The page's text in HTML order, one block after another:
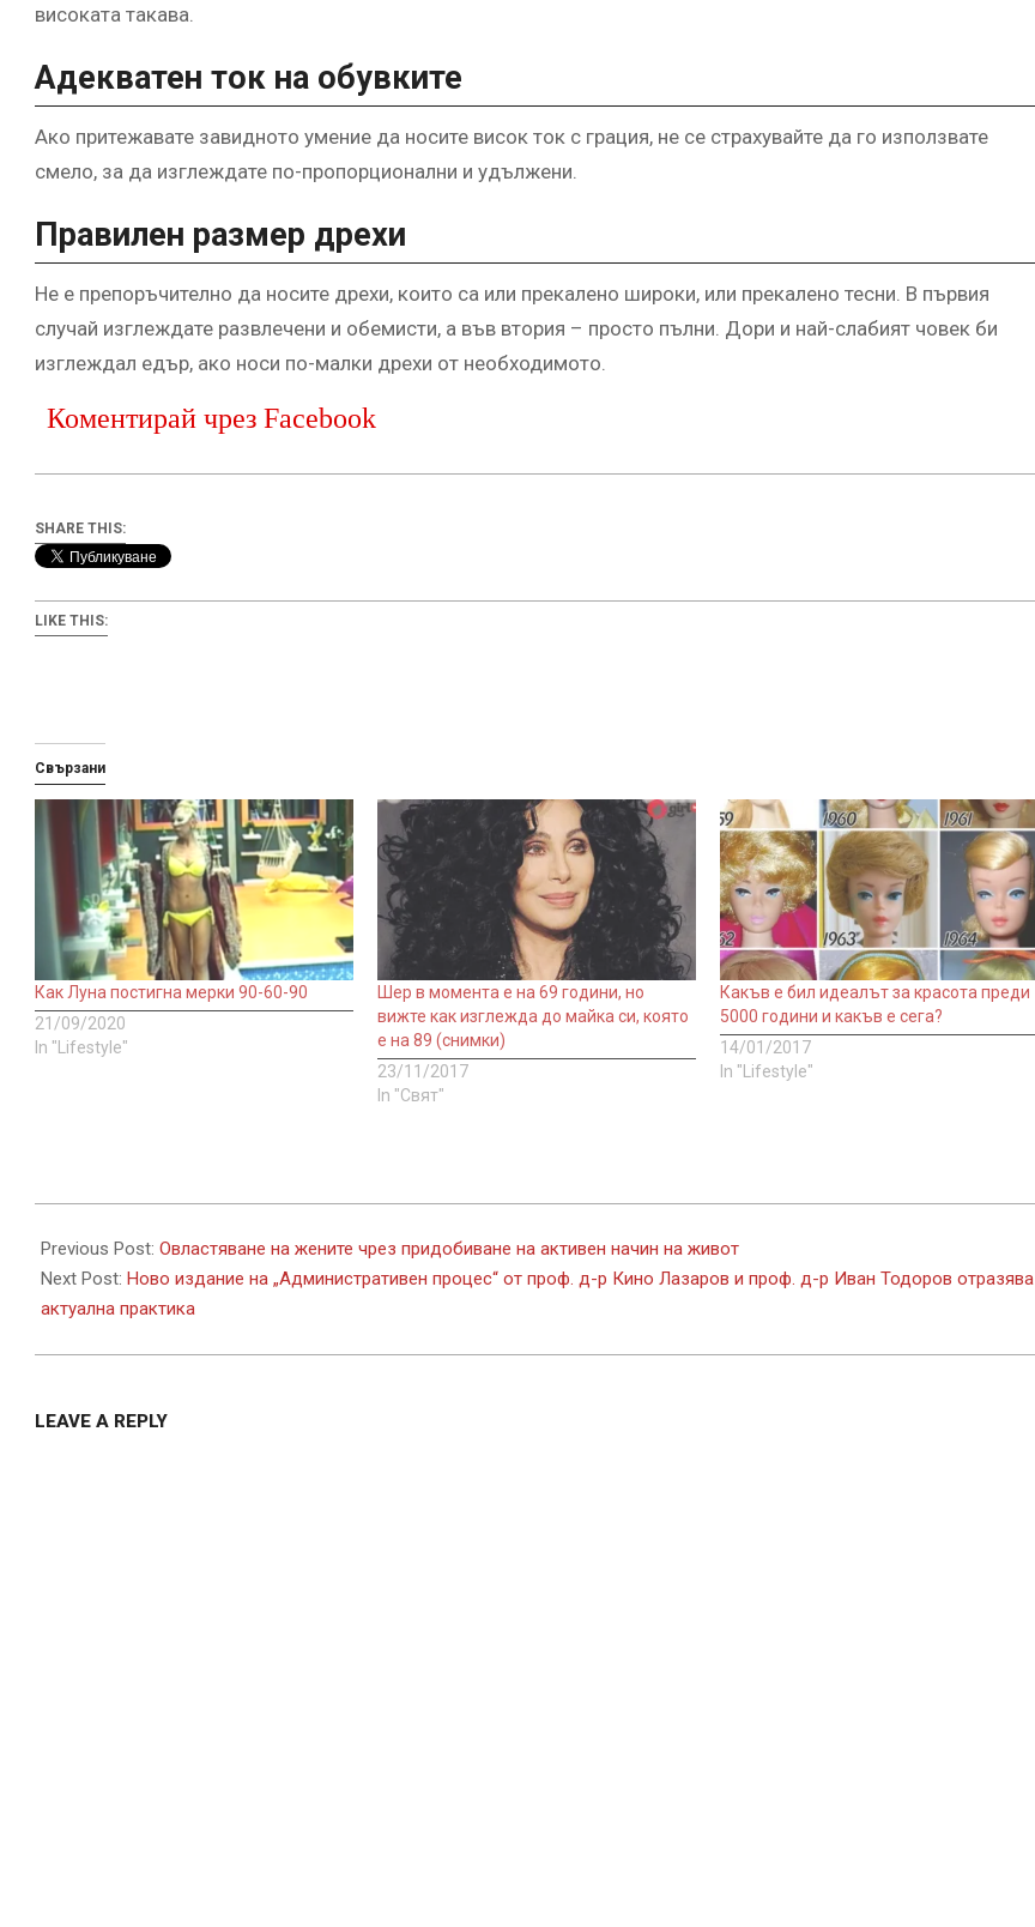
високата такава.
Адекватен ток на обувките
Ако притежавате завидното умение да носите висок ток с грация, не се страхувайте да го използвате
смело, за да изглеждате по-пропорционални и удължени.
Правилен размер дрехи
Не е препоръчително да носите дрехи, които са или прекалено широки, или прекалено тесни. В първия
случай изглеждате развлечени и обемисти, а във втория – просто пълни. Дори и най-слабият човек би
изглеждал едър, ако носи по-малки дрехи от необходимото.
Коментирай чрез Facebook
SHARE THIS:
LIKE THIS:
Свързани
Как Луна постигна мерки 90-60-90
21/09/2020
In "Lifestyle"
Шер в момента е на 69 години, но
вижте как изглежда до майка си, която
е на 89 (снимки)
23/11/2017
In "Свят"
Какъв е бил идеалът за красота преди
5000 години и какъв е сега?
14/01/2017
In "Lifestyle"
10-
04
Previous Post: Овластяване на жените чрез придобиване на активен начин на живот
Next Post: Ново издание на „Административен процес“ от проф. д-р Кино Лазаров и проф. д-р Иван Тодоров отразява
актуална практика
LEAVE A REPLY